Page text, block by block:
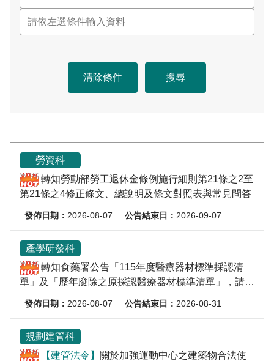
尋
條
件
請
輸
入
轉知勞動部勞工退休金條例施行細則第21條之2至
第21條之4修正條文、總說明及條文對照表與常見問答
勞資科
2026-08-07 2026-09-07
轉知食藥署公告「115年度醫療器材標準採認清
單」及「歷年廢除之原採認醫療器材標準清單」，請查
產學研發科
2026-08-07 2026-08-31
【建管法令】 關於加強運動中心之建築物合法使
規劃建管科